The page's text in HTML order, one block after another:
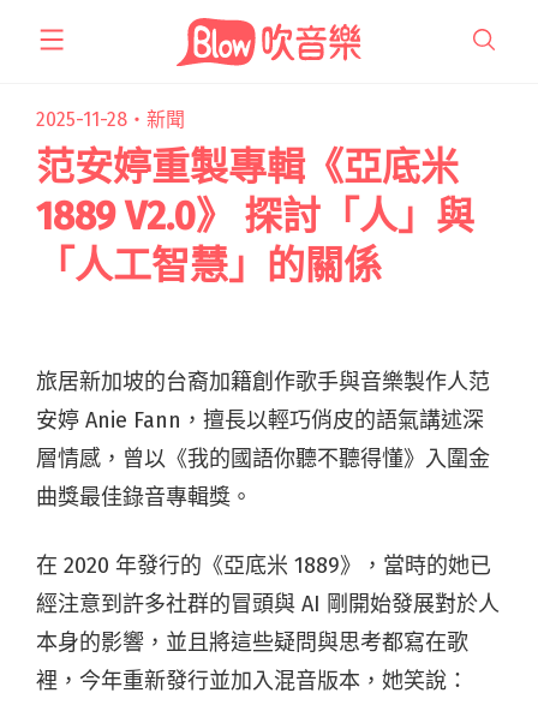
2025-11-28・ 新聞
范安婷重製專輯《亞底米
1889 V2.0》 探討「人」與
「人工智慧」的關係
旅居新加坡的台裔加籍創作歌手與音樂製作人范
安婷 Anie Fann，擅長以輕巧俏皮的語氣講述深
層情感，曾以《我的國語你聽不聽得懂》入圍金
曲獎最佳錄音專輯獎。
在 2020 年發行的《亞底米 1889》，當時的她已
經注意到許多社群的冒頭與 AI 剛開始發展對於人
本身的影響，並且將這些疑問與思考都寫在歌
裡，今年重新發行並加入混音版本，她笑說：